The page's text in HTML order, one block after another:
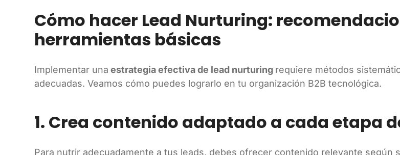
Cómo hacer Lead Nurturing:
herramientas básicas
Implementar una estrategia efectiva de lead nurturing requiere métodos
adecuadas. Veamos cómo puedes lograrlo en tu organización B2B tecnológica.
1. Crea contenido adaptado a cada etapa
Para nutrir adecuadamente a tus leads, debes ofrecer contenido relevante según